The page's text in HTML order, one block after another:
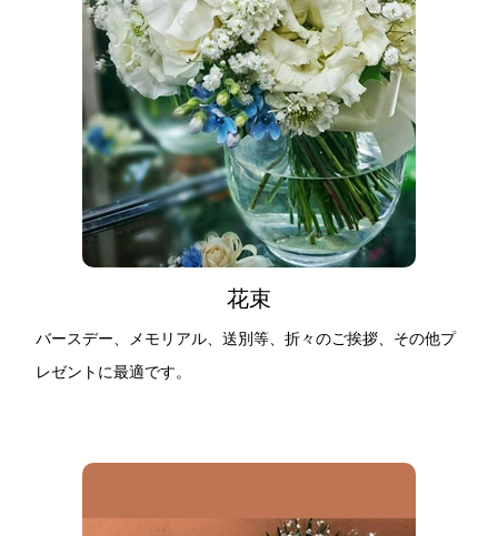
花束
バースデー、メモリアル、送別等、折々のご挨拶、その他プ
レゼントに最適です。